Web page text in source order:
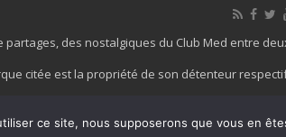
des nostalgiques du Club Med entre
citée est la propriété de son détenteur
ce site, nous supposerons que vous en